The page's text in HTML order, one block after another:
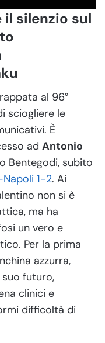
silenzio sul
al 96°
sciogliere le
È
ad Antonio
Bentegodi, subito
1-2. Ai
non si è
ma ha
un vero e
Per la prima
azzurra,
futuro,
clinici e
difficoltà di